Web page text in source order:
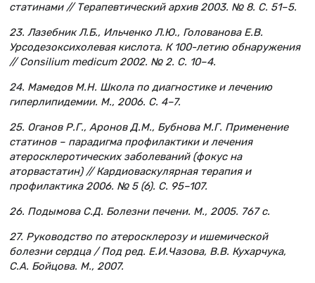
статинами // Терапевтический архив 2003. № 8. С. 51–5.
23. Лазебник Л.Б., Ильченко Л.Ю., Голованова Е.В.
Урсодезоксихолевая кислота. К 100-летию обнаружения
// Consilium medicum 2002. № 2. С. 10–4.
24. Мамедов М.Н. Школа по диагностике и лечению
гиперлипидемии. М., 2006. С. 4–7.
25. Оганов Р.Г., Аронов Д.М., Бубнова М.Г. Применение
статинов – парадигма профилактики и лечения
атеросклеротических заболеваний (фокус на
аторвастатин) // Кардиоваскулярная терапия и
профилактика 2006. № 5 (6). С. 95–107.
26. Подымова С.Д. Болезни печени. М., 2005. 767 с.
27. Руководство по атеросклерозу и ишемической
болезни сердца / Под ред. Е.И.Чазова, В.В. Кухарчука,
С.А. Бойцова. М., 2007.